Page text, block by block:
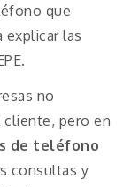
que
explicar las
no
pero en
de teléfono
consultas y